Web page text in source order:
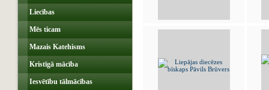
Liecības
Mēs ticam
Mazais Katehisms
Kristīgā mācība
Iesvētību tālmācības